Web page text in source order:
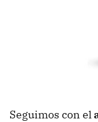
Seguimos con el